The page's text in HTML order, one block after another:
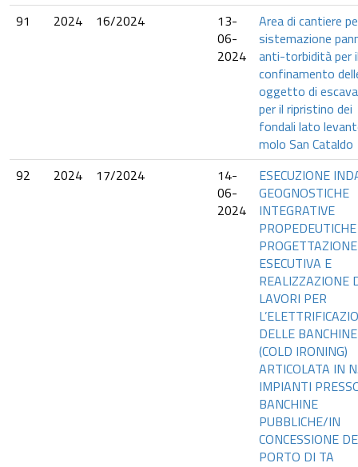
91
2024 16/2024
13-
06-
2024
Area di cantiere
sistemazione
anti-torbidità per
confinamento
oggetto di
per il ripristino dei
fondali lato
molo San Cataldo
92
2024 17/2024
14-
06-
2024
ESECUZIONE
GEOGNOSTICHE
INTEGRATIVE
PROGETTAZIONE
ESECUTIVA E
REALIZZAZIONE
LAVORI PER
DELLE BANCHINE
(COLD IRONING)
ARTICOLATA IN
IMPIANTI
BANCHINE
PUBBLICHE/IN
CONCESSIONE
PORTO DI TA